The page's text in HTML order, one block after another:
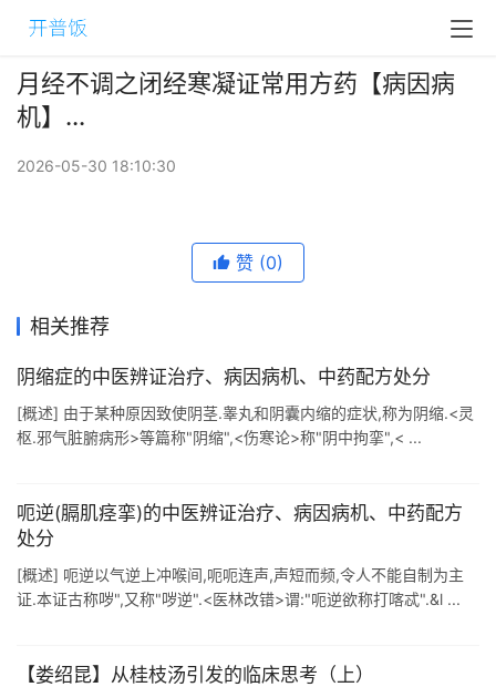
月经不调之闭经寒凝证常用方药【病因病
机】...
2026-05-30 18:10:30
赞 (0)
相关推荐
阴缩症的中医辨证治疗、病因病机、中药配方处分
[概述] 由于某种原因致使阴茎.睾丸和阴囊内缩的症状,称为阴缩.<灵
枢.邪气脏腑病形>等篇称"阴缩",<伤寒论>称"阴中拘挛",< ...
呃逆(膈肌痉挛)的中医辨证治疗、病因病机、中药配方
处分
[概述] 呃逆以气逆上冲喉间,呃呃连声,声短而频,令人不能自制为主
证.本证古称哕",又称"哕逆".<医林改错>谓:"呃逆欲称打喀忒".&l ...
【娄绍昆】从桂枝汤引发的临床思考（上）